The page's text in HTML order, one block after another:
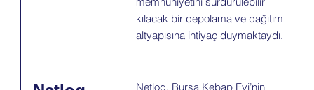
Netlog, Bursa Kebap Evi’nin
kılacak bir depolama ve dağıtım
altyapısına ihtiyaç duymaktaydı.